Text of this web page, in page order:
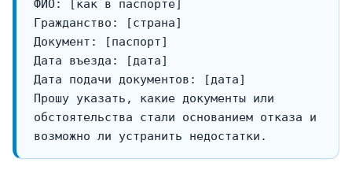
Прошу указать, какие документы или
обстоятельства стали основанием отказа и